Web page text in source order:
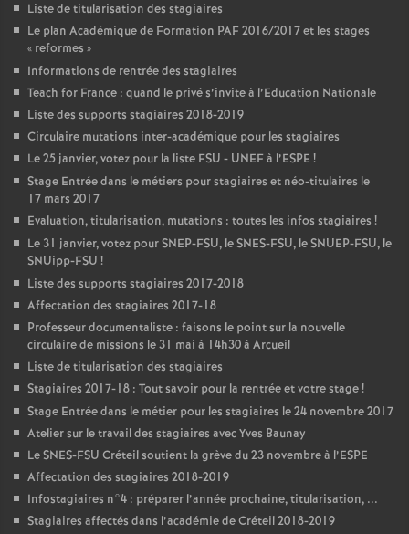
Liste de titularisation des stagiaires
Le plan Académique de Formation PAF2016/2017 et les stages
« reformes »
Informations de rentrée des stagiaires
Teach for France : quand le privé s’invite à l’Education Nationale
Liste des supports stagiaires 2018-2019
Circulaire mutations inter-académique pour les stagiaires
Le 25 janvier, votez pour la liste FSU - UNEFà l’ESPE !
Stage Entrée dans le métiers pour stagiaires et néo-titulaires le
17 mars 2017
Evaluation, titularisation, mutations : toutes les infos stagiaires !
Le 31 janvier, votez pourSNEP-FSU, leSNES-FSU, leSNUEP-FSU, le
SNUipp-FSU !
Liste des supports stagiaires 2017-2018
Affectation des stagiaires 2017-18
Professeur documentaliste : faisons le point sur la nouvelle
circulaire de missions le 31 mai à 14h30 à Arcueil
Liste de titularisation des stagiaires
Stagiaires 2017-18 : Tout savoir pour la rentrée et votre stage!
Stage Entrée dans le métier pour les stagiaires le 24 novembre 2017
Atelier sur le travail des stagiaires avec Yves Baunay
LeSNES-FSU Créteil soutient la grève du 23 novembre à l’ESPE
Affectation des stagiaires 2018-2019
Infostagiaires n°4 : préparer l’année prochaine, titularisation, ...
Stagiaires affectés dans l’académie de Créteil 2018-2019